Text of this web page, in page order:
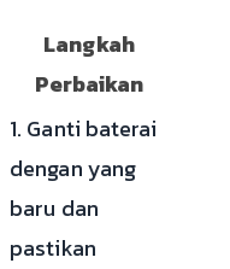
Langkah
Perbaikan
1. Ganti baterai
dengan yang
baru dan
pastikan